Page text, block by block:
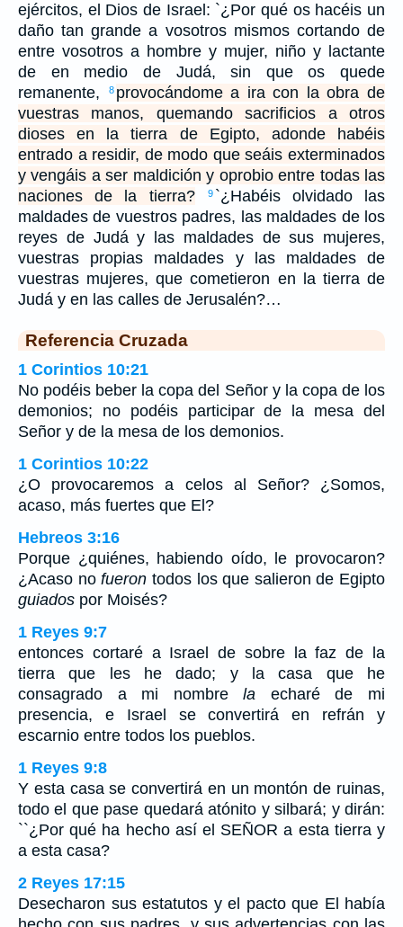
ejércitos, el Dios de Israel: `¿Por qué os hacéis un
daño tan grande a vosotros mismos cortando de
entre vosotros a hombre y mujer, niño y lactante
de en medio de Judá, sin que os quede
remanente,
8 provocándome a ira con la obra de
vuestras manos, quemando sacrificios a otros
dioses en la tierra de Egipto, adonde habéis
entrado a residir, de modo que seáis exterminados
y vengáis a ser maldición y oprobio entre todas las
naciones de la tierra?
9 `¿Habéis olvidado las
maldades de vuestros padres, las maldades de los
reyes de Judá y las maldades de sus mujeres,
vuestras propias maldades y las maldades de
vuestras mujeres, que cometieron en la tierra de
Judá y en las calles de Jerusalén?…
Referencia Cruzada
1 Corintios 10:21
No podéis beber la copa del Señor y la copa de los
demonios; no podéis participar de la mesa del
Señor y de la mesa de los demonios.
1 Corintios 10:22
¿O provocaremos a celos al Señor? ¿Somos,
acaso, más fuertes que El?
Hebreos 3:16
Porque ¿quiénes, habiendo oído, le provocaron?
¿Acaso nofueron todos los que salieron de Egipto
guiados por Moisés?
1 Reyes 9:7
entonces cortaré a Israel de sobre la faz de la
tierra que les he dado; y la casa que he
consagrado a mi nombrela echaré de mi
presencia, e Israel se convertirá en refrán y
escarnio entre todos los pueblos.
1 Reyes 9:8
Y esta casa se convertirá en un montón de ruinas,
todo el que pase quedará atónito y silbará; y dirán:
``¿Por qué ha hecho así el SEÑOR a esta tierra y
a esta casa?
2 Reyes 17:15
Desecharon sus estatutos y el pacto que El había